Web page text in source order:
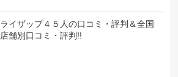
ライザップ４５人の口コミ・評判＆全国
店舗別口コミ・評判!!